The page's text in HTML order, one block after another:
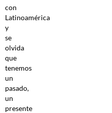
con
Latinoamérica
y
se
olvida
que
tenemos
un
pasado,
un
presente